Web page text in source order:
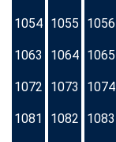
1054 1055 1056
1063 1064 1065
1072 1073 1074
1081 1082 1083